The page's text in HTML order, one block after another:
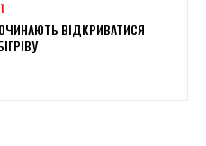
ВІДКРИВАТИСЯ